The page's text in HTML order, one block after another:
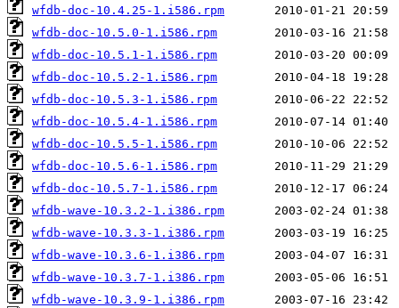
wfdb-doc-10.4.25-1.i586.rpm
wfdb-doc-10.5.0-1.i586.rpm
wfdb-doc-10.5.1-1.i586.rpm
wfdb-doc-10.5.2-1.i586.rpm
wfdb-doc-10.5.3-1.i586.rpm
wfdb-doc-10.5.4-1.i586.rpm
wfdb-doc-10.5.5-1.i586.rpm
wfdb-doc-10.5.6-1.i586.rpm
wfdb-doc-10.5.7-1.i586.rpm
wfdb-wave-10.3.2-1.i386.rpm
wfdb-wave-10.3.3-1.i386.rpm
wfdb-wave-10.3.6-1.i386.rpm
wfdb-wave-10.3.7-1.i386.rpm
wfdb-wave-10.3.9-1.i386.rpm